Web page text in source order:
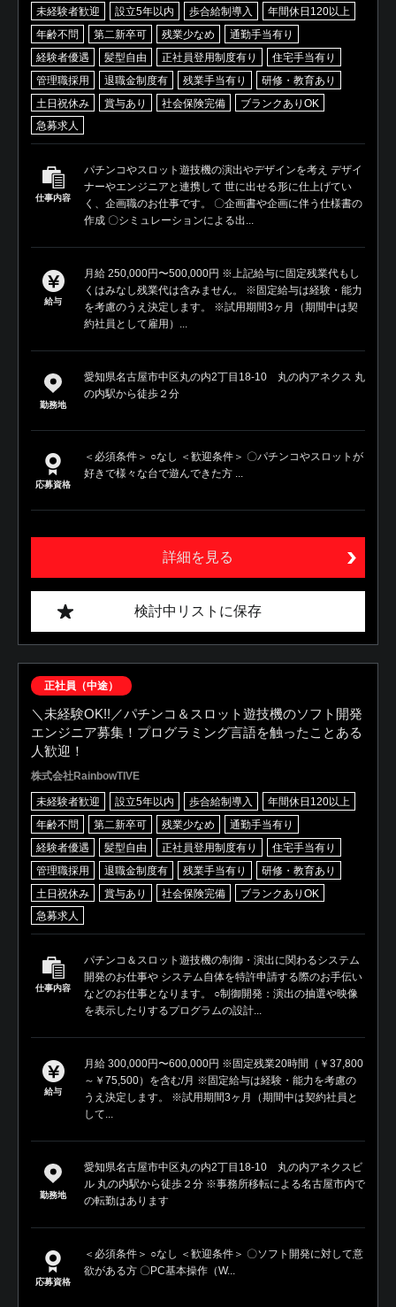
未経験者歓迎 設立5年以内 歩合給制導入
年間休日120以上
年齢不問
第二新卒可 残業少なめ
通勤手当有り
経験者優遇
髪型自由 正社員登用制度有り
住宅手当有り
管理職採用
退職金制度有 残業手当有り
研修・教育あり
土日祝休み
賞与あり 社会保険完備
ブランクありOK
急募求人
仕事内容
パチンコやスロット遊技機の演出やデザインを考え デザイ
ナーやエンジニアと連携して 世に出せる形に仕上げてい
く、企画職のお仕事です。 〇企画書や企画に伴う仕様書の
作成 〇シミュレーションによる出...
給与
月給 250,000円〜500,000円 ※上記給与に固定残業代もし
くはみなし残業代は含みません。 ※固定給与は経験・能力
を考慮のうえ決定します。 ※試用期間3ヶ月（期間中は契
約社員として雇用）...
勤務地
愛知県名古屋市中区丸の内2丁目18-10 丸の内アネクス 丸
の内駅から徒歩２分
応募資格
＜必須条件＞ ○なし ＜歓迎条件＞ 〇パチンコやスロットが
好きで様々な台で遊んできた方 ...
詳細を見る
検討中リストに保存
正社員（中途）
＼未経験OK!!／パチンコ＆スロット遊技機のソフト開発
エンジニア募集！プログラミング言語を触ったことある
人歓迎！
株式会社RainbowTIVE
未経験者歓迎 設立5年以内 歩合給制導入
年間休日120以上
年齢不問
第二新卒可 残業少なめ
通勤手当有り
経験者優遇
髪型自由 正社員登用制度有り
住宅手当有り
管理職採用
退職金制度有 残業手当有り
研修・教育あり
土日祝休み
賞与あり 社会保険完備
ブランクありOK
急募求人
仕事内容
パチンコ＆スロット遊技機の制御・演出に関わるシステム
開発のお仕事や システム自体を特許申請する際のお手伝い
などのお仕事となります。 ○制御開発：演出の抽選や映像
を表示したりするプログラムの設計...
給与
月給 300,000円〜600,000円 ※固定残業20時間（￥37,800
～￥75,500）を含む/月 ※固定給与は経験・能力を考慮の
うえ決定します。 ※試用期間3ヶ月（期間中は契約社員と
して...
勤務地
愛知県名古屋市中区丸の内2丁目18-10 丸の内アネクスビ
ル 丸の内駅から徒歩２分 ※事務所移転による名古屋市内で
の転勤はあります
応募資格
＜必須条件＞ ○なし ＜歓迎条件＞ 〇ソフト開発に対して意
欲がある方 〇PC基本操作（W...